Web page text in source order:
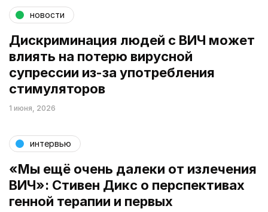
новости
Дискриминация людей с ВИЧ может
влиять на потерю вирусной
супрессии из-за употребления
стимуляторов
1 июня, 2026
интервью
«Мы ещё очень далеки от излечения
ВИЧ»: Стивен Дикс о перспективах
генной терапии и первых